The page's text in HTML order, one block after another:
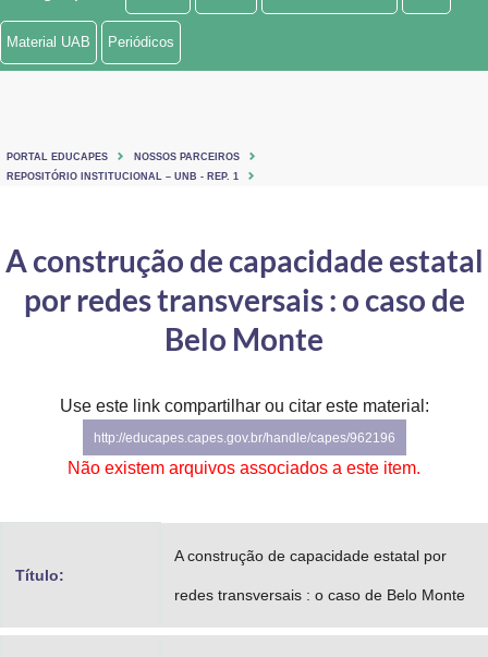
Ministério de Minas e Energia
Ministério do Turismo
Controladoria-Geral da União
Ministério da Mulher, da Família e dos Direitos Humanos
Secretaria de Governo
Gabinete de Segurança Institucional
Material UAB Periódicos
PORTAL EDUCAPES
NOSSOS PARCEIROS
REPOSITÓRIO INSTITUCIONAL – UNB - REP. 1
A construção de capacidade estatal
por redes transversais : o caso de
Belo Monte
Use este link compartilhar ou citar este material:
http://educapes.capes.gov.br/handle/capes/962196
Não existem arquivos associados a este item.
Título:
A construção de capacidade estatal por
redes transversais : o caso de Belo Monte